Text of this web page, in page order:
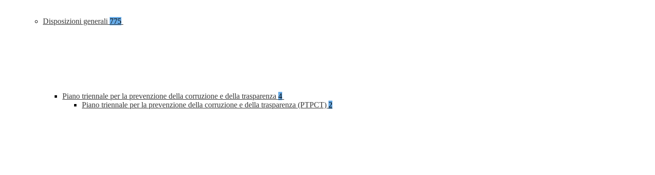
Disposizioni generali 775
Piano triennale per la prevenzione della corruzione e della trasparenza 4
Piano triennale per la prevenzione della corruzione e della trasparenza (PTPCT) 2